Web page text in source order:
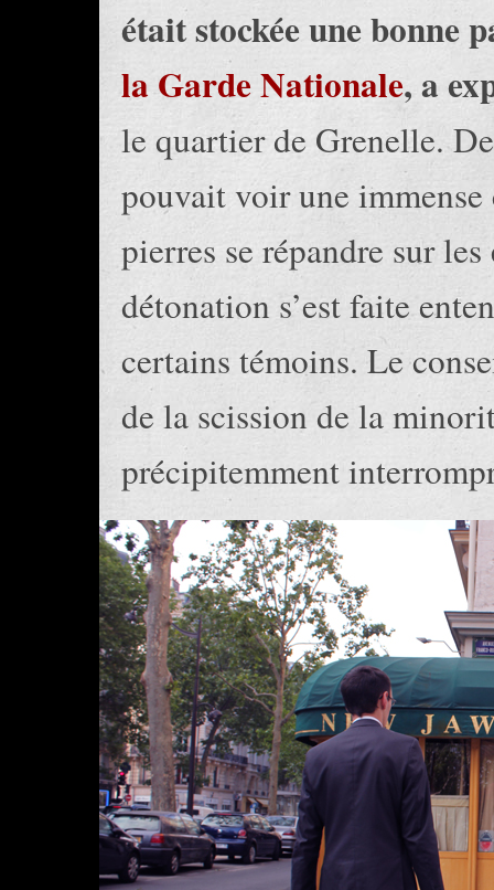
était stockée une bonne
la Garde Nationale, a
le quartier de Grenelle.
pouvait voir une
pierres se répandre sur
détonation s’est faite
certains témoins. Le
de la scission de la
précipitemment